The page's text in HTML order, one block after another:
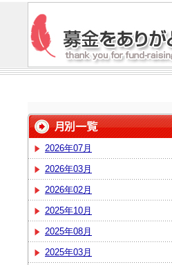
2026年07月
2026年03月
2026年02月
2025年10月
2025年08月
2025年03月